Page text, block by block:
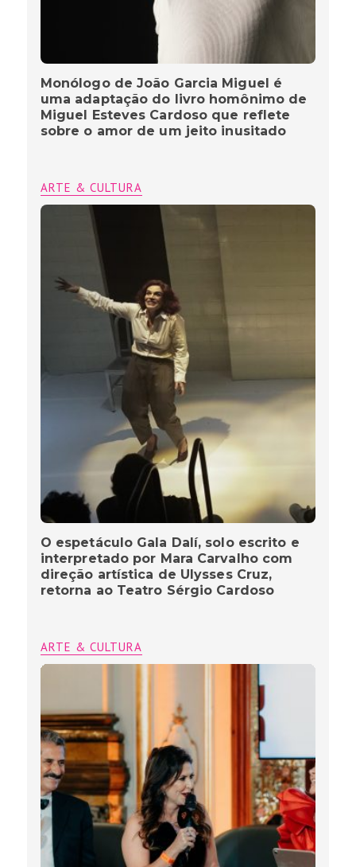
Monólogo de João Garcia Miguel é
uma adaptação do livro homônimo de
Miguel Esteves Cardoso que reflete
sobre o amor de um jeito inusitado
ARTE & CULTURA
O espetáculo Gala Dalí, solo escrito e
interpretado por Mara Carvalho com
direção artística de Ulysses Cruz,
retorna ao Teatro Sérgio Cardoso
ARTE & CULTURA